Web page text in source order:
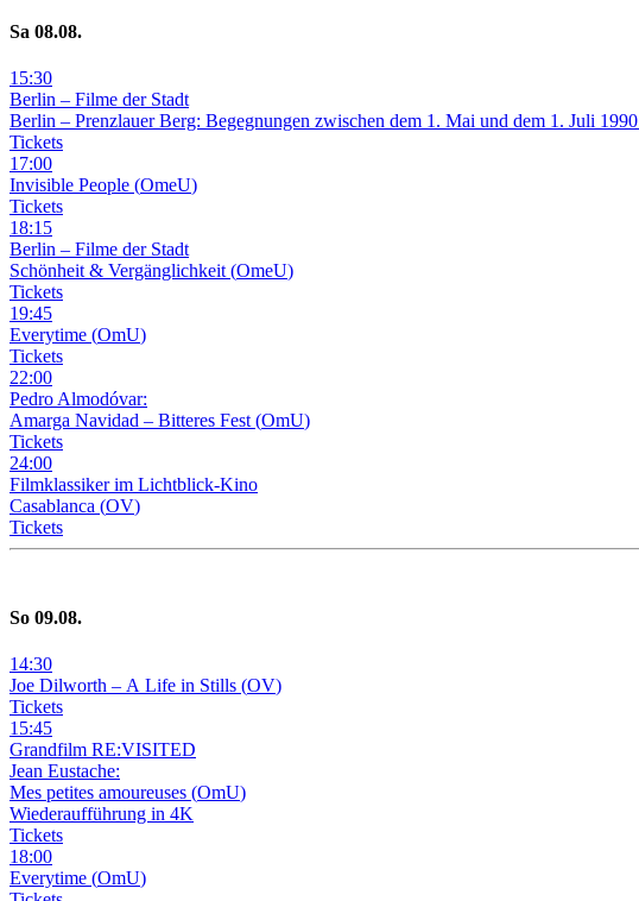
Sa 08.08.
15:30
Berlin – Filme der Stadt
Berlin – Prenzlauer Berg: Begegnungen zwischen dem 1. Mai und dem 1. Juli 1990
Tickets
17:00
Invisible People (OmeU)
Tickets
18:15
Berlin – Filme der Stadt
Schönheit & Vergänglichkeit (OmeU)
Tickets
19:45
Everytime (OmU)
Tickets
22:00
Pedro Almodóvar:
Amarga Navidad – Bitteres Fest (OmU)
Tickets
24:00
Filmklassiker im Lichtblick-Kino
Casablanca (OV)
Tickets
So 09.08.
14:30
Joe Dilworth – A Life in Stills (OV)
Tickets
15:45
Grandfilm RE:VISITED
Jean Eustache:
Mes petites amoureuses (OmU)
Wiederaufführung in 4K
Tickets
18:00
Everytime (OmU)